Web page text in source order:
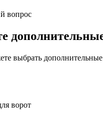
вопрос
выбрать
ворот